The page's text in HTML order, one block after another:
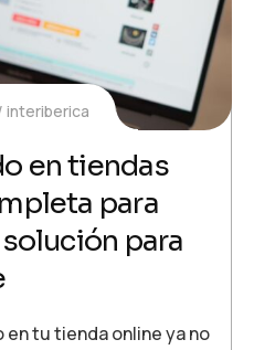
interiberica
en tiendas
para
para
tu tienda online ya no